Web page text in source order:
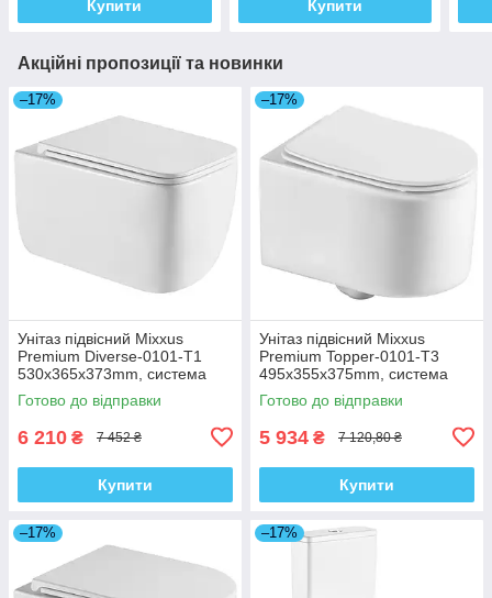
Купити Купити
Акційні пропозиції та новинки
–17%
Унітаз підвісний Mixxus
Premium Diverse-0101-T1
530x365x373mm, система
змиву Tornado 1.0 (MP6477)
Готово до відправки
6 210 ₴ 7 452 ₴
Купити
–17%
Унітаз підвісний Mixxus
Premium Topper-0101-T3
495x355x375mm, система
змиву Tornado 1.0 (MP6476)
Готово до відправки
5 934 ₴ 7 120,80 ₴
Купити
–17% –17%